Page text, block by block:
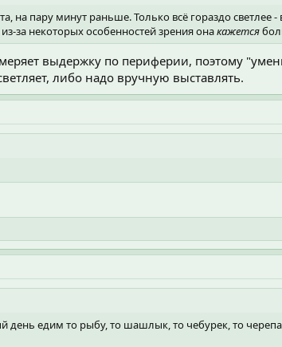
на пару минут раньше. Только всё гораздо
за некоторых особенностей зрения онакажется
выдержку по периферии, поэтому
либо надо вручную выставлять.
день едим то рыбу, то шашлык, то чебурек, то